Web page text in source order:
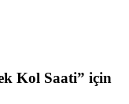
Kol Saati” için